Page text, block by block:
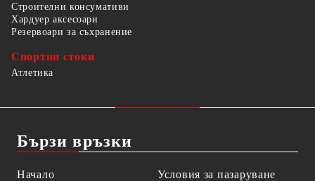
Строителни консумативи
Хардуер аксесоари
Резервоари за съхранение
Спортни стоки
Атлетика
Бързи връзки
Начало
Условия за пазаруване